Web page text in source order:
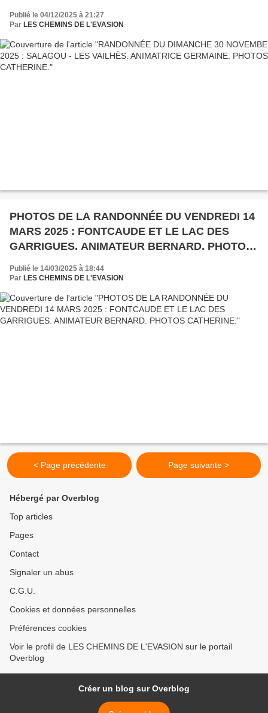
Publié le 04/12/2025 à 21:27
Par LES CHEMINS DE L'EVASION
PHOTOS DE LA RANDONNÉE DU VENDREDI 14
MARS 2025 : FONTCAUDE ET LE LAC DES
GARRIGUES. ANIMATEUR BERNARD. PHOTOS
Publié le 14/03/2025 à 18:44
Par LES CHEMINS DE L'EVASION
< Page précédente Page suivante >
Hébergé par Overblog
Top articles
Pages
Contact
Signaler un abus
C.G.U.
Cookies et données personnelles
Préférences cookies
Voir le profil de LES CHEMINS DE L'EVASION sur le portail
Overblog
Créer un blog sur Overblog